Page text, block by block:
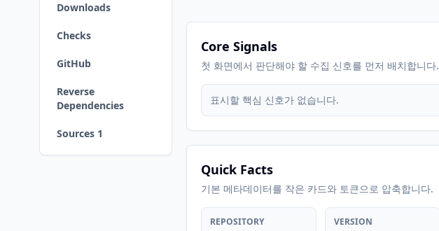
Downloads
Checks
GitHub
Reverse
Dependencies
Sources 1
Core Signals
첫 화면에서 판단해야 할 수집 신호를 먼저 배치합니다.
표시할 핵심 신호가 없습니다.
Quick Facts
기본 메타데이터를 작은 카드와 토큰으로 압축합니다.
REPOSITORY VERSION